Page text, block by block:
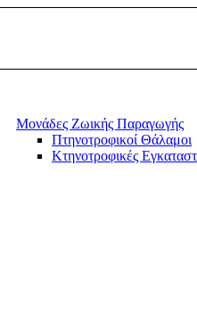
Μονάδες Ζωικής Παραγωγής
Πτηνοτροφικοί Θάλαμοι
Κτηνοτροφικές